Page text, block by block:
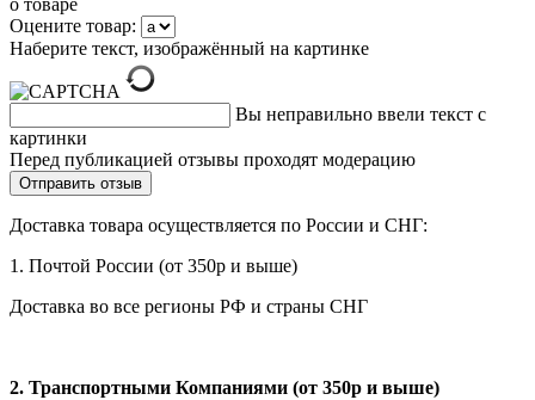
Оцените товар:
Наберите текст, изображённый на картинке
Вы неправильно ввели текст с
картинки
Перед публикацией отзывы проходят модерацию
Доставка товара осуществляется по России и СНГ:
1. Почтой России (от 350р и выше)
Доставка во все регионы РФ и страны СНГ
2. Транспортными Компаниями (от 350р и выше)